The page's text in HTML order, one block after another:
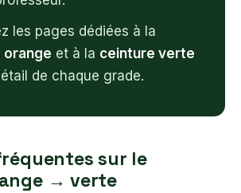
les pages dédiées à la
orange et à la ceinture verte
de chaque grade.
sur le
→ verte